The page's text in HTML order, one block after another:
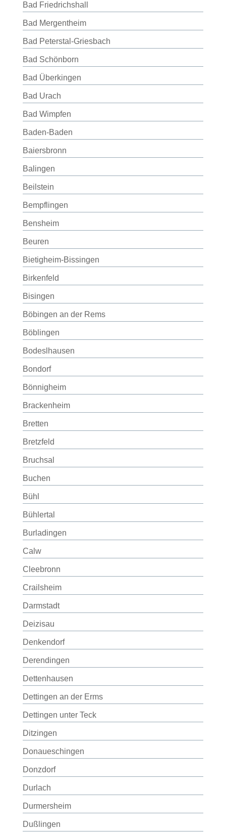
Bad Friedrichshall
Bad Mergentheim
Bad Peterstal-Griesbach
Bad Schönborn
Bad Überkingen
Bad Urach
Bad Wimpfen
Baden-Baden
Baiersbronn
Balingen
Beilstein
Bempflingen
Bensheim
Beuren
Bietigheim-Bissingen
Birkenfeld
Bisingen
Böbingen an der Rems
Böblingen
Bodeslhausen
Bondorf
Bönnigheim
Brackenheim
Bretten
Bretzfeld
Bruchsal
Buchen
Bühl
Bühlertal
Burladingen
Calw
Cleebronn
Crailsheim
Darmstadt
Deizisau
Denkendorf
Derendingen
Dettenhausen
Dettingen an der Erms
Dettingen unter Teck
Ditzingen
Donaueschingen
Donzdorf
Durlach
Durmersheim
Dußlingen